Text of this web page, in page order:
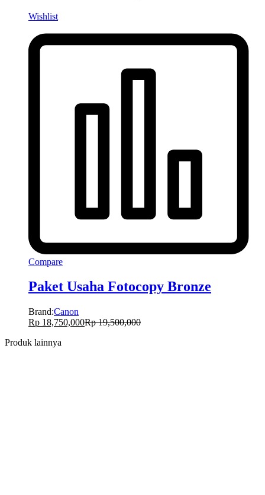
Wishlist
Compare
Paket Usaha Fotocopy Bronze
Brand:Canon
Rp 18,750,000Rp19,500,000
Produk lainnya